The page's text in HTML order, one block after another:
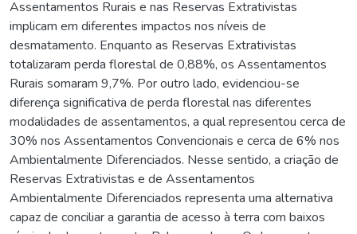
Assentamentos Rurais e nas Reservas Extrativistas
implicam em diferentes impactos nos níveis de
desmatamento. Enquanto as Reservas Extrativistas
totalizaram perda florestal de 0,88%, os Assentamentos
Rurais somaram 9,7%. Por outro lado, evidenciou-se
diferença significativa de perda florestal nas diferentes
modalidades de assentamentos, a qual representou cerca de
30% nos Assentamentos Convencionais e cerca de 6% nos
Ambientalmente Diferenciados. Nesse sentido, a criação de
Reservas Extrativistas e de Assentamentos
Ambientalmente Diferenciados representa uma alternativa
capaz de conciliar a garantia de acesso à terra com baixos